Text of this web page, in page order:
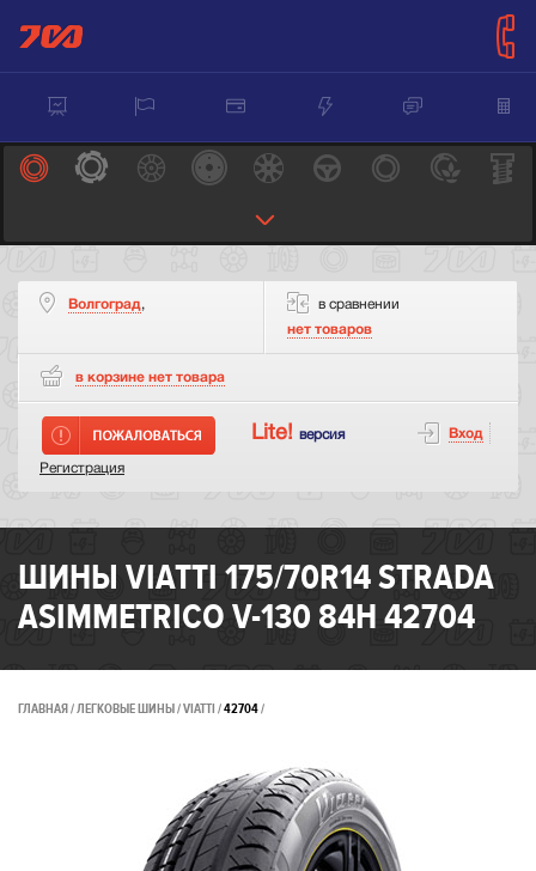
Волгоград,
в сравнении
нет товаров
в корзине нет товара
Lite! версия Вход
Регистрация
ШИНЫ VIATTI 175/70R14 STRADA
ASIMMETRIСO V-130 84H 42704
ГЛАВНАЯ ЛЕГКОВЫЕ ШИНЫ VIATTI 42704